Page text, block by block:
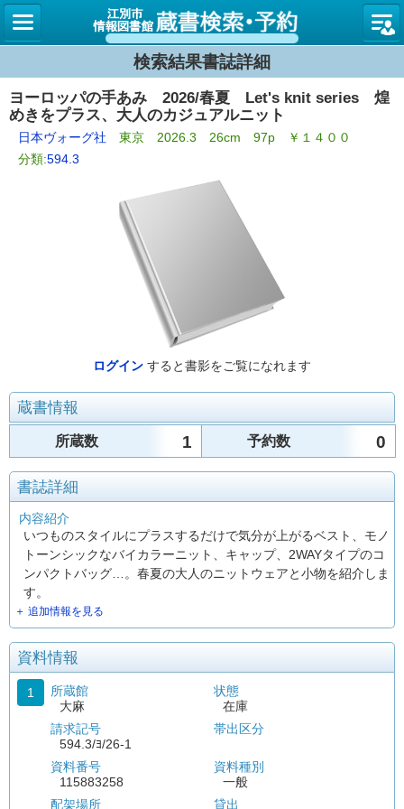
図書館
検索結果書誌詳細
ヨーロッパの手あみ 2026/春夏 Let's knit series 煌
めきをプラス、大人のカジュアルニット
日本ヴォーグ社 東京 2026.3 26cm 97p ￥１４００
分類:594.3
ログイン すると書影をご覧になれます
蔵書情報
所蔵数 1 予約数 0
書誌詳細
内容紹介
いつものスタイルにプラスするだけで気分が上がるベスト、モノ
トーンシックなバイカラーニット、キャップ、2WAYタイプのコ
ンパクトバッグ…。春夏の大人のニットウェアと小物を紹介しま
す。
＋ 追加情報を見る
資料情報
1
所蔵館
大麻
請求記号
594.3/ﾖ/26-1
資料番号
115883258
配架場所
状態
在庫
帯出区分
資料種別
一般
貸出